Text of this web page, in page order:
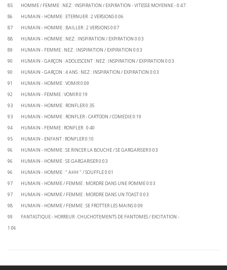
85 HOMME / FEMME : NEZ : INSPIRATION / EXPIRATION - VITESSE MOYENNE - 0:47
86 HUMAIN - HOMME : ETERNUER : 2 VERSIONS 0:06
87 HUMAIN - HOMME : BAILLER : 2 VERSIONS 0:07
88 HUMAIN - HOMME : NEZ : INSPIRATION / EXPIRATION 0:03
89 HUMAIN - FEMME : NEZ : INSPIRATION / EXPIRATION 0:03
90 HUMAIN - GARÇON : ADOLESCENT : NEZ : INSPIRATION / EXPIRATION 0:03
90 HUMAIN - GARÇON : 4 ANS : NEZ : INSPIRATION / EXPIRATION 0:03
91 HUMAIN - HOMME : VOMIR 0:09
92 HUMAIN - FEMME : VOMIR 0:19
93 HUMAIN - HOMME : RONFLER 0:35
93 HUMAIN - HOMME : RONFLER - CARTOON / COMEDIE 0:19
94 HUMAIN - FEMME : RONFLER 0:40
95 HUMAIN - ENFANT : RONFLER 0:10
96 HUMAIN - HOMME : SE RINCER LA BOUCHE / SE GARGARISER 0:03
96 HUMAIN - HOMME : SE GARGARISER 0:03
96 HUMAIN - HOMME : " AHH " / SOUFFLE 0:01
97 HUMAIN - HOMME / FEMME : MORDRE DANS UNE POMME 0:03
97 HUMAIN - HOMME / FEMME : MORDRE DANS UN TOAST 0:03
98 HUMAIN - HOMME / FEMME : SE FROTTER LES MAINS 0:09
99 FANTASTIQUE - HORREUR : CHUCHOTEMENTS DE FANTOMES / EXCITATION -
1:06